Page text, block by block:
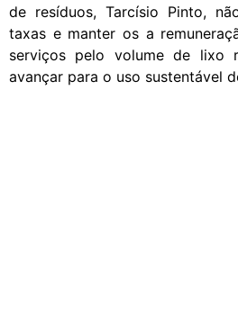
de resíduos, Tarcísio Pinto,
taxas e manter os a
serviços pelo volume de lixo
avançar para o uso sustentável